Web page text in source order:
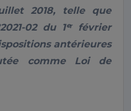
2018, telle que
02 du 1ᵉʳ février
antérieures
comme Loi de